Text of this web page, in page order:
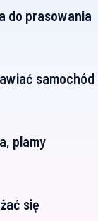
do prasowania
samochód
plamy
się